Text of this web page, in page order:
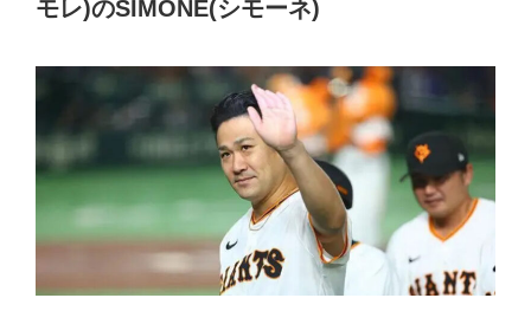
モレ)のSIMONE(シモーネ)